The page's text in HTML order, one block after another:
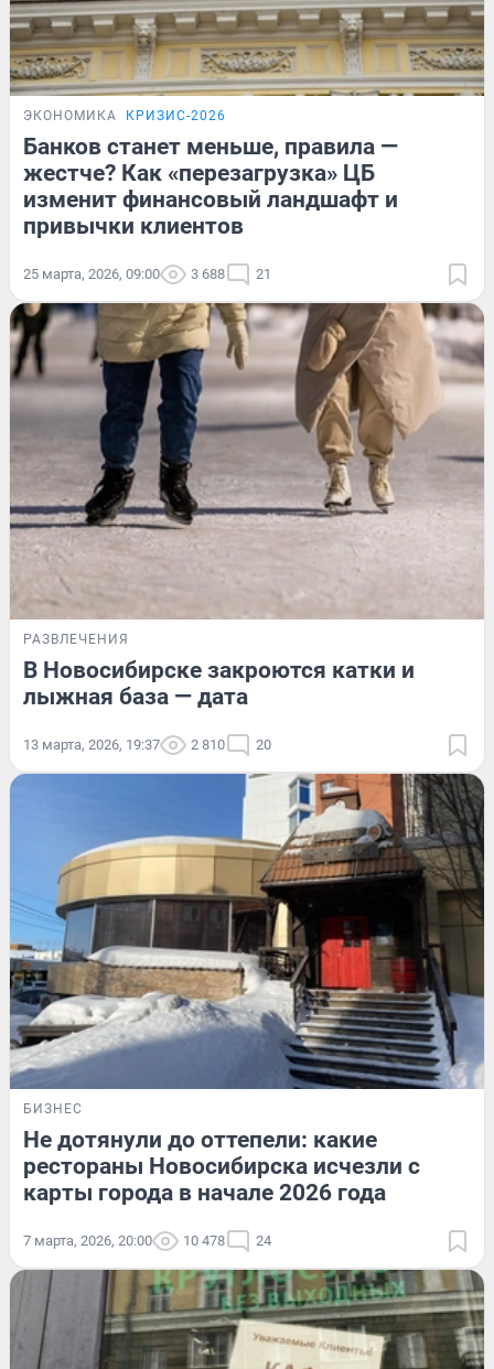
ЭКОНОМИКА КРИЗИС-2026
Банков станет меньше, правила —
жестче? Как «перезагрузка» ЦБ
изменит финансовый ландшафт и
привычки клиентов
25 марта, 2026, 09:00 3 688 21
РАЗВЛЕЧЕНИЯ
В Новосибирске закроются катки и
лыжная база — дата
13 марта, 2026, 19:37 2 810 20
БИЗНЕС
Не дотянули до оттепели: какие
рестораны Новосибирска исчезли с
карты города в начале 2026 года
7 марта, 2026, 20:00 10 478 24